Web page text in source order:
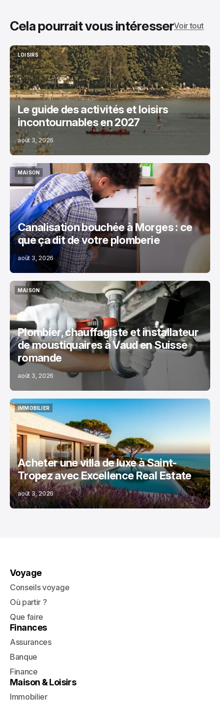
Cela pourrait vous intéresserVoir tout
LOISIRS
LOISIRS
Le guide des activités et loisirs
incontournables en 2027
août 3, 2026
MAISON
MAISON
Canalisation bouchée à Morges : ce
que ça dit de votre plomberie
août 3, 2026
MAISON
MAISON
Plombier, chauffagiste et installateur
de moustiquaires à Vaud en Suisse
romande
août 3, 2026
IMMOBILIER
IMMOBILIER
Acheter une villa de luxe à Saint-
Tropez avec Excellence Real Estate
août 3, 2026
Voyage
Conseils voyage
Où partir ?
Que faire
Finances
Assurances
Banque
Finance
Maison & Loisirs
Immobilier